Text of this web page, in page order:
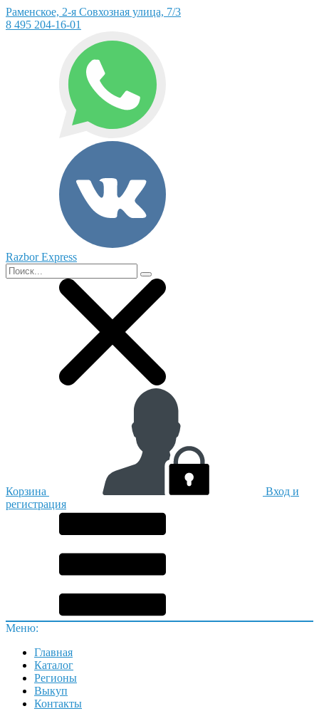
Раменское, 2-я Совхозная улица, 7/3
8 495 204-16-01
Razbor Express
Корзина
Вход и
регистрация
Меню:
Главная
Каталог
Регионы
Выкуп
Контакты